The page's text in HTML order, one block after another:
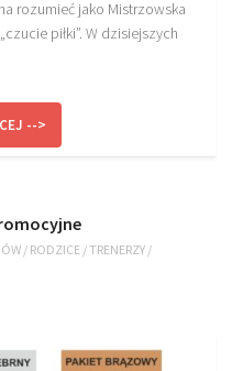
rozumieć jako Mistrzowska
piłki”. W dzisiejszych
-->
/ RODZICE /TRENERZY /